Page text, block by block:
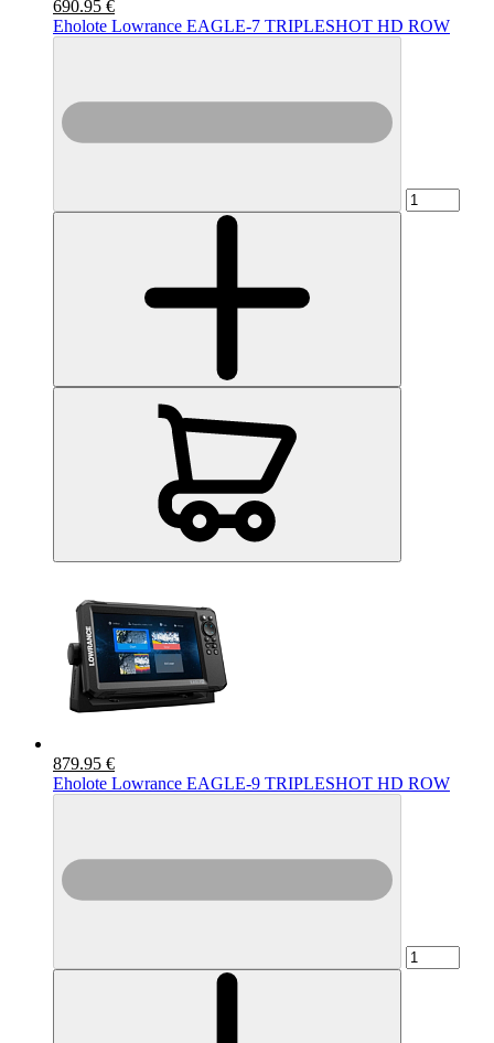
690.95 €
Eholote Lowrance EAGLE-7 TRIPLESHOT HD ROW
879.95 €
Eholote Lowrance EAGLE-9 TRIPLESHOT HD ROW